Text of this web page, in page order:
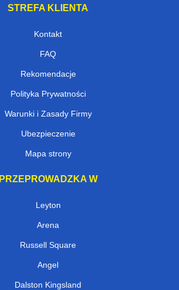
STREFA KLIENTA
Kontakt
FAQ
Rekomendacje
Polityka Prywatności
Warunki i Zasady Firmy
Ubezpieczenie
Mapa strony
PRZEPROWADZKA W
Leyton
Arena
Russell Square
Angel
Dalston Kingsland